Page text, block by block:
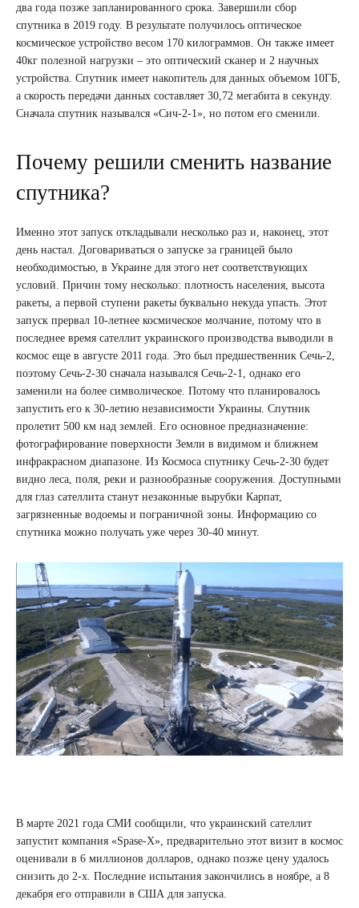
два года позже запланированного срока. Завершили сбор
спутника в 2019 году. В результате получилось оптическое
космическое устройство весом 170 килограммов. Он также имеет
40кг полезной нагрузки – это оптический сканер и 2 научных
устройства. Спутник имеет накопитель для данных объемом 10ГБ,
а скорость передачи данных составляет 30,72 мегабита в секунду.
Сначала спутник назывался «Сич-2-1», но потом его сменили.
Почему решили сменить название
спутника?
Именно этот запуск откладывали несколько раз и, наконец, этот
день настал. Договариваться о запуске за границей было
необходимостью, в Украине для этого нет соответствующих
условий. Причин тому несколько: плотность населения, высота
ракеты, а первой ступени ракеты буквально некуда упасть. Этот
запуск прервал 10-летнее космическое молчание, потому что в
последнее время сателлит украинского производства выводили в
космос еще в августе 2011 года. Это был предшественник Сечь-2,
поэтому Сечь-2-30 сначала назывался Сечь-2-1, однако его
заменили на более символическое. Потому что планировалось
запустить его к 30-летию независимости Украины. Спутник
пролетит 500 км над землей. Его основное предназначение:
фотографирование поверхности Земли в видимом и ближнем
инфракрасном диапазоне. Из Космоса спутнику Сечь-2-30 будет
видно леса, поля, реки и разнообразные сооружения. Доступными
для глаз сателлита станут незаконные вырубки Карпат,
загрязненные водоемы и пограничной зоны. Информацию со
спутника можно получать уже через 30-40 минут.
В марте 2021 года СМИ сообщили, что украинский сателлит
запустит компания «Spase-X», предварительно этот визит в космос
оценивали в 6 миллионов долларов, однако позже цену удалось
снизить до 2-х. Последние испытания закончились в ноябре, а 8
декабря его отправили в США для запуска.